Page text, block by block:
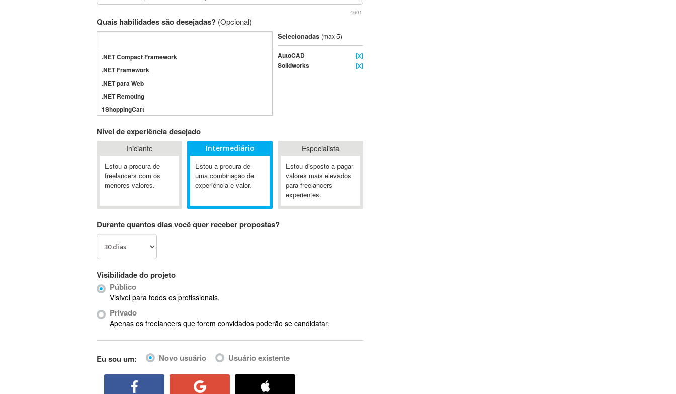
4601
Quais habilidades são desejadas? (Opcional)
.NET Compact Framework
.NET Framework
.NET para Web
.NET Remoting
1ShoppingCart
3GSM
4D Dimension
802.11
A&P
A-GPS
Ab Initio
ABIS
AbleCommerce
Ableton Live
Abstract Window Toolkit (AWT)
Selecionadas (max 5)
AutoCAD
[x]
Solidworks
[x]
Nível de experiência desejado
Iniciante
Estou a procura de
freelancers com os
menores valores.
Intermediário
Estou a procura de
uma combinação de
experiência e valor.
Especialista
Estou disposto a pagar
valores mais elevados
para freelancers
experientes.
Durante quantos dias você quer receber propostas?
Visibilidade do projeto
Público
Visível para todos os profissionais.
Privado
Apenas os freelancers que forem convidados poderão se candidatar.
Eu sou um: Novo usuário Usuário existente